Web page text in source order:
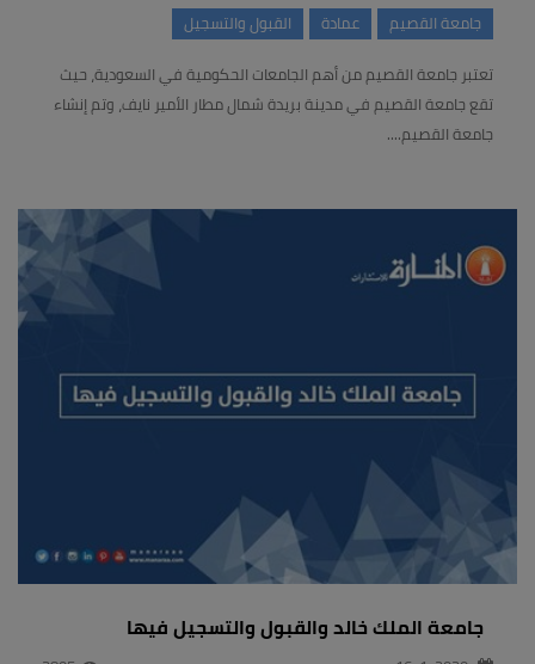
جامعة القصيم
عمادة
القبول والتسجيل
تعتبر جامعة القصيم من أهم الجامعات الحكومية في السعودية، حيث
تقع جامعة القصيم في مدينة بريدة شمال مطار الأمير نايف، وتم إنشاء
جامعة القصيم....
جامعة الملك خالد والقبول والتسجيل فيها